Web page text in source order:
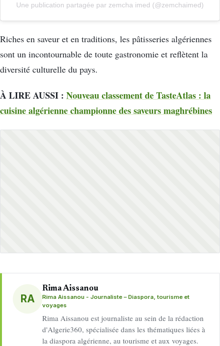
Une publication partagée par zemcha imed (@zemchaimed)
Riches en saveur et en traditions, les pâtisseries algériennes
sont un incontournable de toute gastronomie et reflètent la
diversité culturelle du pays.
À LIRE AUSSI : Nouveau classement de TasteAtlas : la
cuisine algérienne championne des saveurs maghrébines
RA
Rima Aissanou
Rima Aissanou - Journaliste – Diaspora, tourisme et
voyages
Rima Aissanou est journaliste au sein de la rédaction
d'Algerie360, spécialisée dans les thématiques liées à
la diaspora algérienne, au tourisme et aux voyages.